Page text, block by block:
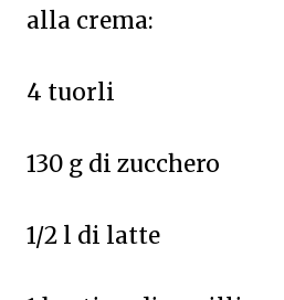
alla crema:
4 tuorli
130 g di zucchero
1/2 l di latte